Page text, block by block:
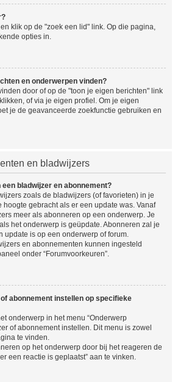
klik op de "zoek een lid" link. Op die pagina,
opties in.
en onderwerpen vinden?
door of op de "toon je eigen berichten" link
of via je eigen profiel. Om je eigen
je de geavanceerde zoekfunctie gebruiken en
en bladwijzers
bladwijzer en abonnement?
zoals de bladwijzers (of favorieten) in je
hoogte gebracht als er een update was. Vanaf
meer als abonneren op een onderwerp. Je
het onderwerp is geüpdate. Abonneren zal je
update is op een onderwerp of forum.
en abonnementen kunnen ingesteld
onder “Forumvoorkeuren”.
abonnement instellen op specifieke
onderwerp in het menu “Onderwerp
of abonnement instellen. Dit menu is zowel
te vinden.
op het onderwerp door bij het reageren de
een reactie is geplaatst” aan te vinken.